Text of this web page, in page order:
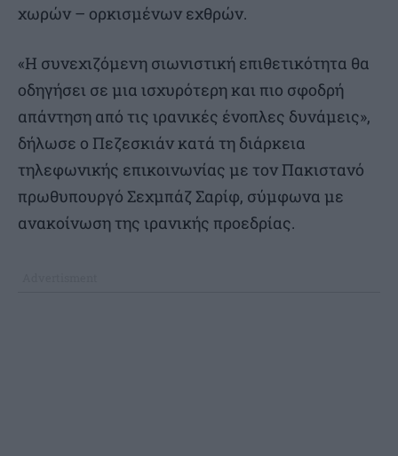
χωρών – ορκισμένων εχθρών.
«Η συνεχιζόμενη σιωνιστική επιθετικότητα θα
οδηγήσει σε μια ισχυρότερη και πιο σφοδρή
απάντηση από τις ιρανικές ένοπλες δυνάμεις»,
δήλωσε ο Πεζεσκιάν κατά τη διάρκεια
τηλεφωνικής επικοινωνίας με τον Πακιστανό
πρωθυπουργό Σεχμπάζ Σαρίφ, σύμφωνα με
ανακοίνωση της ιρανικής προεδρίας.